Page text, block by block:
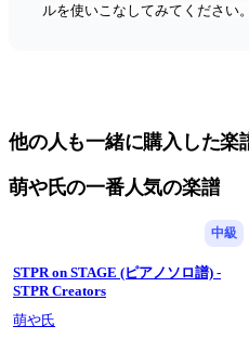
ルを使いこなしてみてください。
他の人も一緒に購入した楽
萌や氏の一番人気の楽譜
中級
STPR on STAGE (ピアノソロ譜) -
STPR Creators
萌や氏